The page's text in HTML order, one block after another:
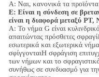
Α: Ναι, κανονικά τα προϊόντα
Ε: Είναι η σύνδεση σε
είναι η διαφορά μεταξύ
Α: Το νήμα G είναι
απαιτώντας πρόσθετες
εσωτερικά και εξωτερικά
σφίγγονταιΗ σφράγιση
των νήμων και το
συνήθως σε συνδυασμό για